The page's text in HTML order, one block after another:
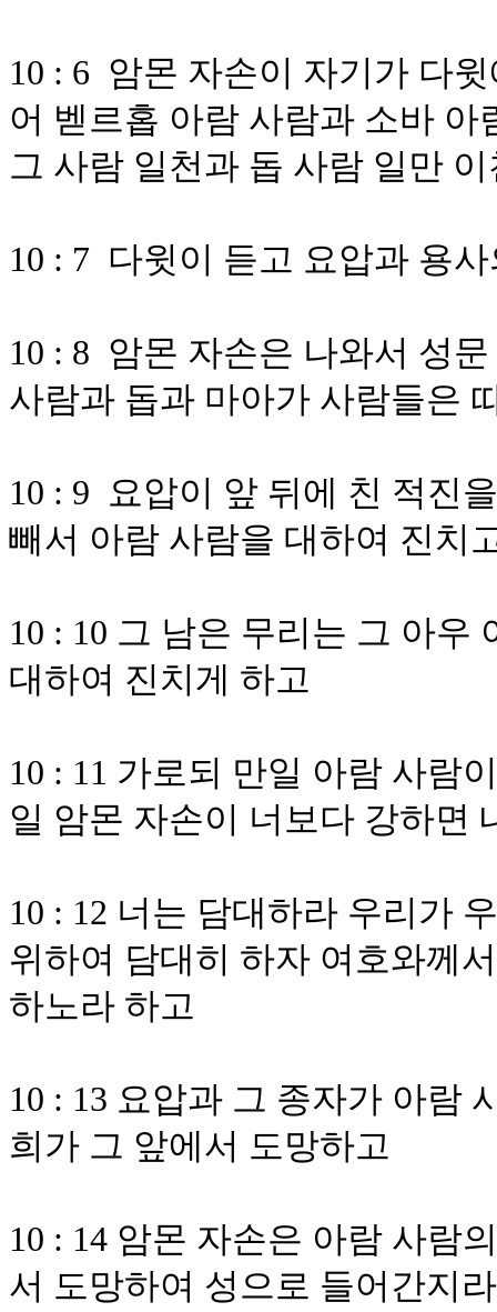
10 : 6 암몬 자손이 자기가 다
어 벧르홉 아람 사람과 소바
그 사람 일천과 돕 사람 일만
10 : 7 다윗이 듣고 요압과 용
10 : 8 암몬 자손은 나와서 성
사람과 돕과 마아가 사람들은
10 : 9 요압이 앞 뒤에 친 적진
빼서 아람 사람을 대하여 진치
10 : 10 그 남은 무리는 그 아우
대하여 진치게 하고
10 : 11 가로되 만일 아람 사람
일 암몬 자손이 너보다 강하면
10 : 12 너는 담대하라 우리가
위하여 담대히 하자 여호와께
하노라 하고
10 : 13 요압과 그 종자가 아람
희가 그 앞에서 도망하고
10 : 14 암몬 자손은 아람 사람
서 도망하여 성으로 들어간지